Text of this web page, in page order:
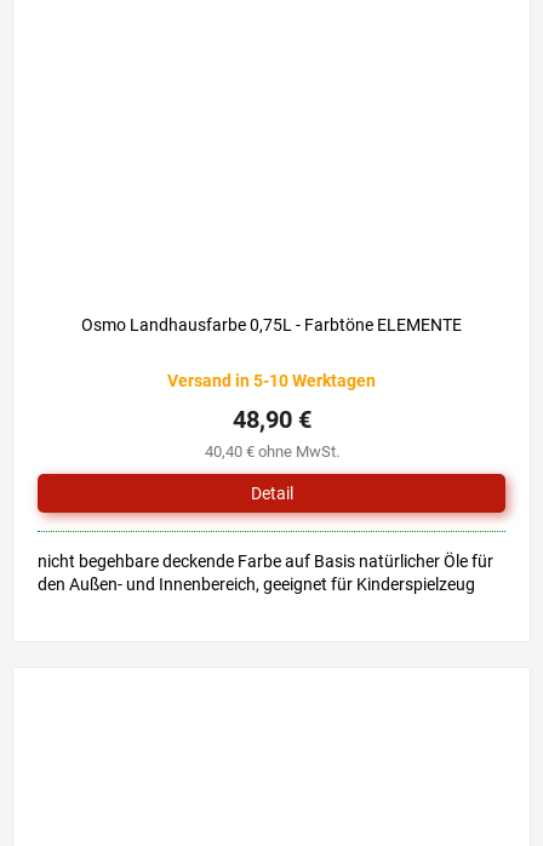
Osmo Landhausfarbe 0,75L - Farbtöne ELEMENTE
Versand in 5-10 Werktagen
40,40 € ohne MwSt.
48,90 €
Detail
nicht begehbare deckende Farbe auf Basis natürlicher Öle für
den Außen- und Innenbereich, geeignet für Kinderspielzeug